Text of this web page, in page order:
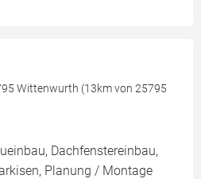
Wittenwurth (13km von 25795
Dachfenstereinbau,
Planung / Montage